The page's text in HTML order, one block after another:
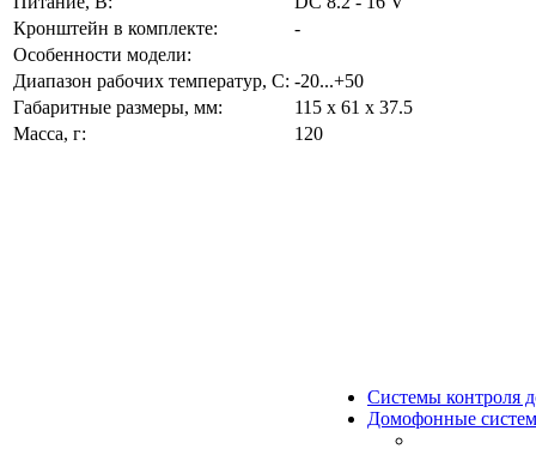
Кронштейн в комплекте:
-
Особенности модели:
Диапазон рабочих температур, С: -20...+50
Габаритные размеры, мм:
115 x 61 x 37.5
Масса, г:
120
Системы контроля
Домофонные